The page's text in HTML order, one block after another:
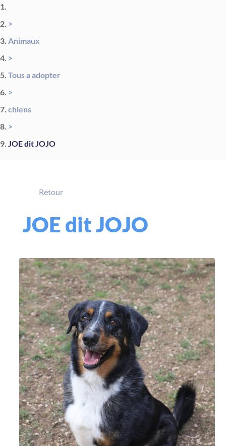
>
Animaux
>
Tous a adopter
>
chiens
>
JOE dit JOJO
Retour
JOE dit JOJO